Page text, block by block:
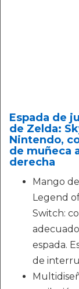
Espada de
de Zelda:
Nintendo,
de muñeca
derecha
Mango
Legend
Switch:
espada.
de